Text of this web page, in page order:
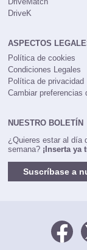
DriveK
ASPECTOS
Política de cookies
Condiciones Legales
Política de privacidad
Cambiar preferencias
NUESTRO BOLETÍN
¿Quieres estar al día
semana? ¡Inserta ya
Suscríbase a